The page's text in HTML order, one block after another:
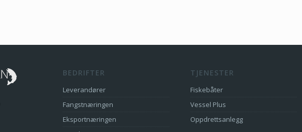
BEDRIFTER
Leverandører
Fangstnæringen
Eksportnæringen
TJENESTER
Fiskebåter
Vessel Plus
Oppdrettsanlegg